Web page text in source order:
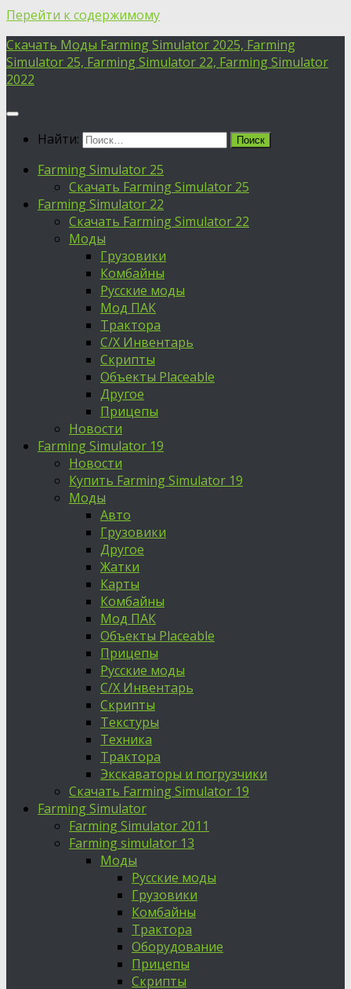
Перейти к содержимому
Скачать Моды Farming Simulator 2025, Farming
Simulator 25, Farming Simulator 22, Farming Simulator
2022
Найти:
Farming Simulator 25
Скачать Farming Simulator 25
Farming Simulator 22
Скачать Farming Simulator 22
Моды
Грузовики
Комбайны
Русские моды
Мод ПАК
Трактора
С/Х Инвентарь
Скрипты
Объекты Placeable
Другое
Прицепы
Новости
Farming Simulator 19
Новости
Купить Farming Simulator 19
Моды
Авто
Грузовики
Другое
Жатки
Карты
Комбайны
Мод ПАК
Объекты Placeable
Прицепы
Русские моды
С/Х Инвентарь
Скрипты
Текстуры
Техника
Трактора
Экскаваторы и погрузчики
Скачать Farming Simulator 19
Farming Simulator
Farming Simulator 2011
Farming simulator 13
Моды
Русские моды
Грузовики
Комбайны
Трактора
Оборудование
Прицепы
Скрипты